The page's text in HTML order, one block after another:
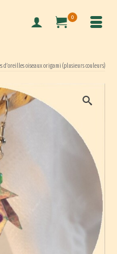
0
d’oreilles oiseaux origami (plusieurs couleurs)